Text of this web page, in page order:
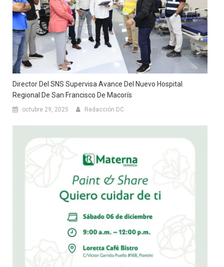
Director Del SNS Supervisa Avance Del Nuevo Hospital
Regional De San Francisco De Macorís
octubre 29, 2025 Redacción DC